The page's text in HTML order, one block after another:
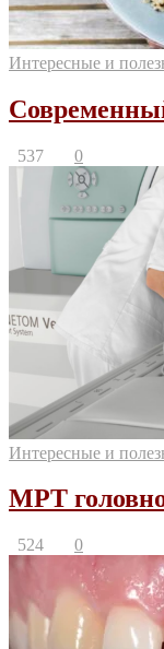
Интересные и
537 0
Интересные и
МРТ
524 0